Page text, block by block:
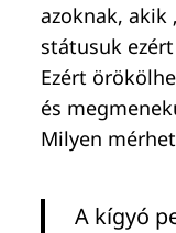
azoknak, akik
státusuk ezért
Ezért
és
Milyen
A kígyó